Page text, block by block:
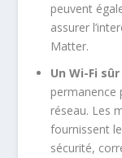
peuvent
assurer
Matter.
Un Wi-Fi
permanence
réseau. Les
fournissent
sécurité,